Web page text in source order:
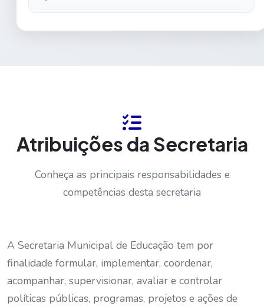
Atribuições da Secretaria
Conheça as principais responsabilidades e
competências desta secretaria
A Secretaria Municipal de Educação tem por
finalidade formular, implementar, coordenar,
acompanhar, supervisionar, avaliar e controlar
políticas públicas, programas, projetos e ações de